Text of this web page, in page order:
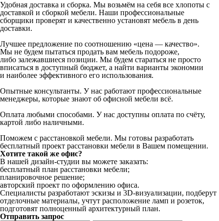
Удобная доставка и сборка. Мы возьмём на себя все хлопоты с
доставкой и сборкой мебели. Наши профессиональные
сборщики проверят и качественно установят мебель в день
доставки.
Лучшее предложение по соотношению «цена — качество».
Мы не будем пытаться продать вам мебель подороже,
либо залежавшиеся позиции. Мы будем стараться не просто
вписаться в доступный бюджет, а найти варианты экономии
и наиболее эффективного его использования.
Опытные консультанты. У нас работают профессиональные
менеджеры, которые знают об офисной мебели всё.
Оплата любыми способами. У нас доступны оплата по счёту,
картой либо наличными.
Поможем с расстановкой мебели. Мы готовы разработать
бесплатный проект расстановки мебели в Вашем помещении.
Хотите такой же офис?
В нашей дизайн-студии вы можете заказать:
бесплатный план расстановки мебели;
планировочное решение;
авторский проект по оформлению офиса.
Специалисты разработают эскизы и 3D-визуализации, подберут
отделочные материалы, учтут расположение ламп и розеток,
подготовят полноценный архитектурный план.
Отправить запрос